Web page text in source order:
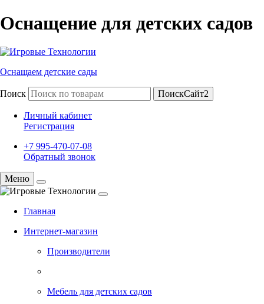
Оснащение для детских садов
Оснащаем детские сады
Поиск ПоискСайт2
Личный кабинет
Регистрация
+7 995-470-07-08
Обратный звонок
Меню
Главная
Интернет-магазин
Производители
Мебель для детских садов